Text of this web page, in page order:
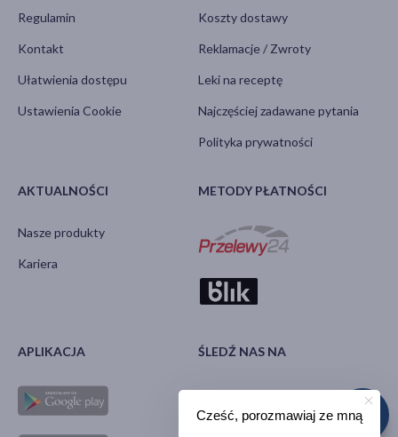
Regulamin
Kontakt
Ułatwienia dostępu
Ustawienia Cookie
Koszty dostawy
Reklamacje / Zwroty
Leki na receptę
Najczęściej zadawane pytania
Polityka prywatności
AKTUALNOŚCI
Nasze produkty
Kariera
METODY PŁATNOŚCI
APLIKACJA ŚLEDŹ NAS NA
Cześć, porozmawiaj ze mną